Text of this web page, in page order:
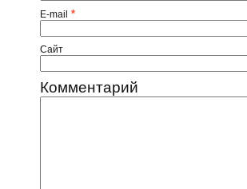
E-mail *
Сайт
Комментарий